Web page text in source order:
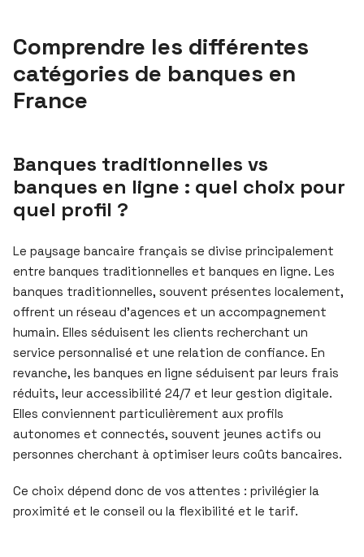
Comprendre les différentes
catégories de banques en
France
Banques traditionnelles vs
banques en ligne : quel choix pour
quel profil ?
Le paysage bancaire français se divise principalement
entre banques traditionnelles et banques en ligne. Les
banques traditionnelles, souvent présentes localement,
offrent un réseau d’agences et un accompagnement
humain. Elles séduisent les clients recherchant un
service personnalisé et une relation de confiance. En
revanche, les banques en ligne séduisent par leurs frais
réduits, leur accessibilité 24/7 et leur gestion digitale.
Elles conviennent particulièrement aux profils
autonomes et connectés, souvent jeunes actifs ou
personnes cherchant à optimiser leurs coûts bancaires.
Ce choix dépend donc de vos attentes : privilégier la
proximité et le conseil ou la flexibilité et le tarif.